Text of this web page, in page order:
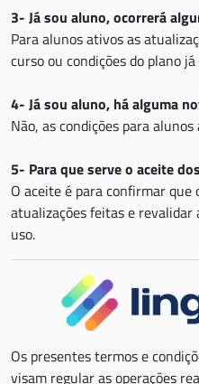
3- Já sou aluno, ocorrerá
Para alunos ativos as
curso ou condições do plano
4- Já sou aluno, há alguma
Não, as condições para
5- Para que serve o aceite
O aceite é para confirmar que
atualizações feitas e revalidar
uso.
Os presentes termos e
visam regular as operações